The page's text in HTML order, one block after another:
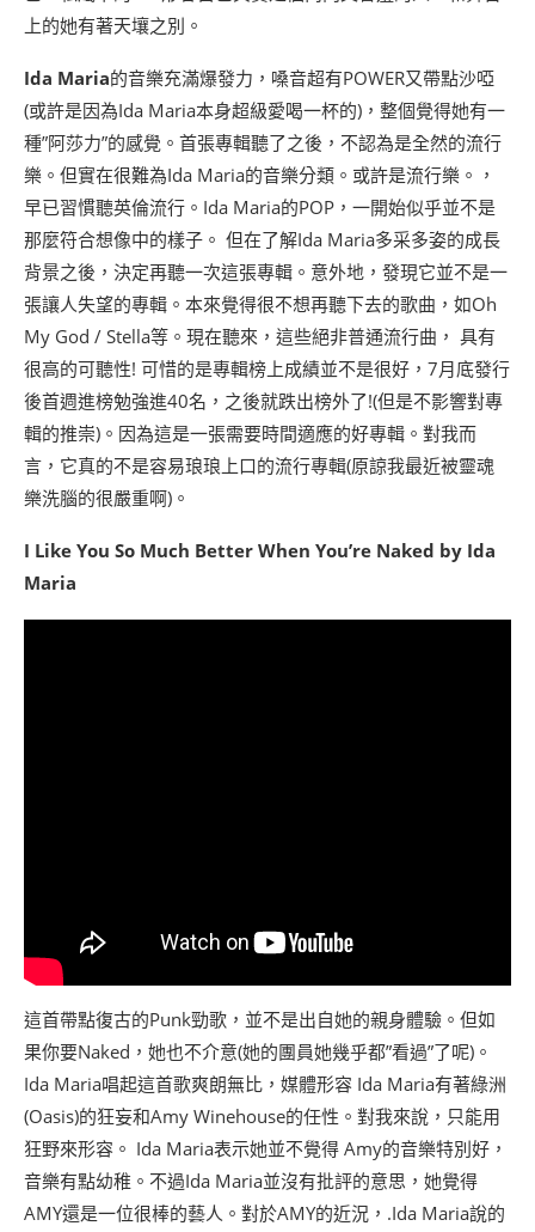
上的她有著天壤之別。
Ida Maria的音樂充滿爆發力，嗓音超有POWER又帶點沙啞
(或許是因為Ida Maria本身超級愛喝一杯的)，整個覺得她有一
種”阿莎力”的感覺。首張專輯聽了之後，不認為是全然的流行
樂。但實在很難為Ida Maria的音樂分類。或許是流行樂。，
早已習慣聽英倫流行。Ida Maria的POP，一開始似乎並不是
那麼符合想像中的樣子。 但在了解Ida Maria多采多姿的成長
背景之後，決定再聽一次這張專輯。意外地，發現它並不是一
張讓人失望的專輯。本來覺得很不想再聽下去的歌曲，如Oh
My God / Stella等。現在聽來，這些絕非普通流行曲， 具有
很高的可聽性! 可惜的是專輯榜上成績並不是很好，7月底發行
後首週進榜勉強進40名，之後就跌出榜外了!(但是不影響對專
輯的推崇)。因為這是一張需要時間適應的好專輯。對我而
言，它真的不是容易琅琅上口的流行專輯(原諒我最近被靈魂
樂洗腦的很嚴重啊)。
I Like You So Much Better When You’re Naked by Ida
Maria
這首帶點復古的Punk勁歌，並不是出自她的親身體驗。但如
果你要Naked，她也不介意(她的團員她幾乎都”看過”了呢)。
Ida Maria唱起這首歌爽朗無比，媒體形容 Ida Maria有著綠洲
(Oasis)的狂妄和Amy Winehouse的任性。對我來說，只能用
狂野來形容。 Ida Maria表示她並不覺得 Amy的音樂特別好，
音樂有點幼稚。不過Ida Maria並沒有批評的意思，她覺得
AMY還是一位很棒的藝人。對於AMY的近況，.Ida Maria說的